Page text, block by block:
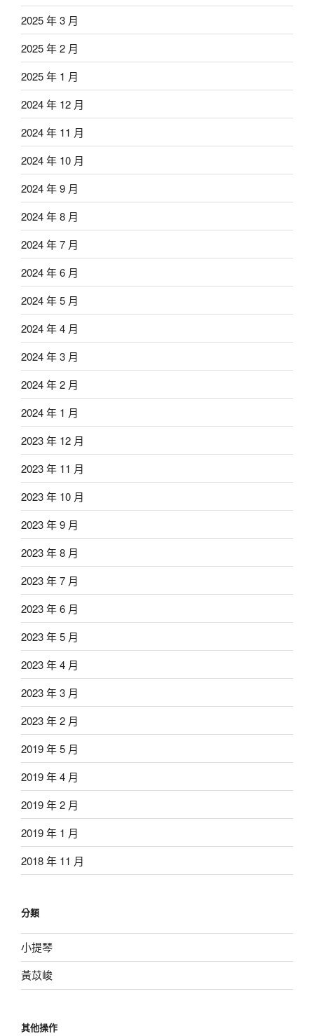
2025 年 3 月
2025 年 2 月
2025 年 1 月
2024 年 12 月
2024 年 11 月
2024 年 10 月
2024 年 9 月
2024 年 8 月
2024 年 7 月
2024 年 6 月
2024 年 5 月
2024 年 4 月
2024 年 3 月
2024 年 2 月
2024 年 1 月
2023 年 12 月
2023 年 11 月
2023 年 10 月
2023 年 9 月
2023 年 8 月
2023 年 7 月
2023 年 6 月
2023 年 5 月
2023 年 4 月
2023 年 3 月
2023 年 2 月
2019 年 5 月
2019 年 4 月
2019 年 2 月
2019 年 1 月
2018 年 11 月
分類
小提琴
黃苡峻
其他操作